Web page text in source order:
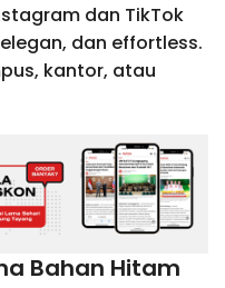
dan TikTok
dan effortless.
kantor, atau
Bahan Hitam